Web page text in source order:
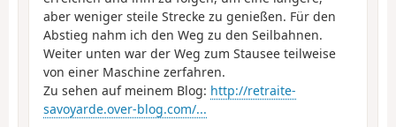
aber weniger steile Strecke zu genießen. Für den
Abstieg nahm ich den Weg zu den Seilbahnen.
Weiter unten war der Weg zum Stausee teilweise
von einer Maschine zerfahren.
Zu sehen auf meinem Blog: http://retraite-
savoyarde.over-blog.com/...